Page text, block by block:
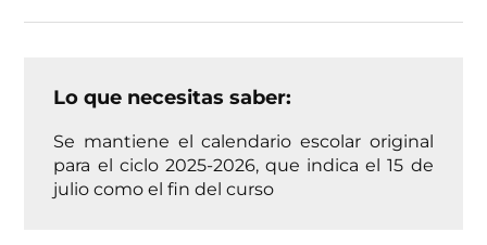
Lo que necesitas saber:
Se mantiene el calendario escolar original
para el ciclo 2025-2026, que indica el 15 de
julio como el fin del curso